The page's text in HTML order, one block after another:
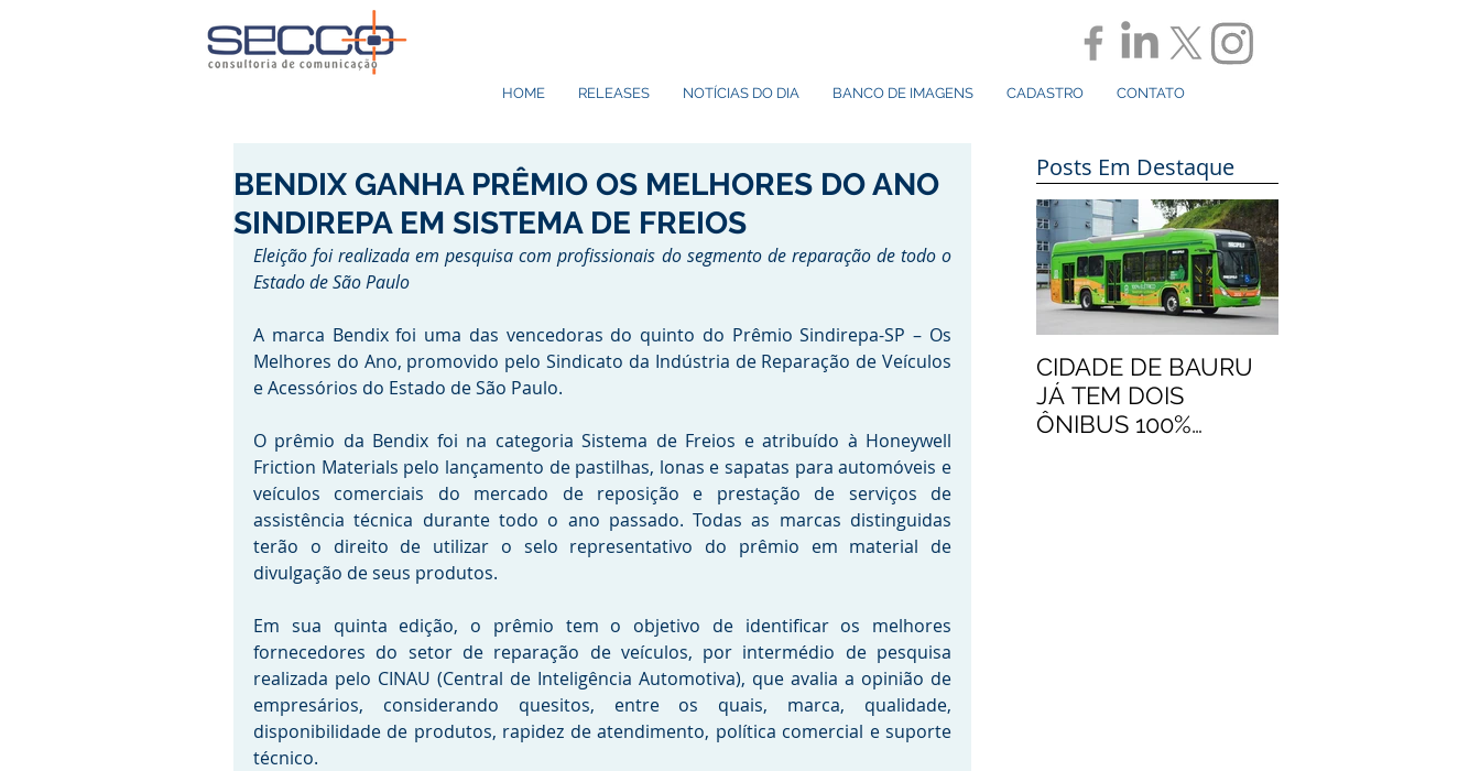
HOME RELEASES NOTÍCIAS DO DIA BANCO DE IMAGENS CADASTRO CONTATO
BENDIX GANHA PRÊMIO OS MELHORES DO ANO
SINDIREPA EM SISTEMA DE FREIOS
Eleição foi realizada em pesquisa com profissionais do segmento de reparação de todo o
Estado de São Paulo
A marca Bendix foi uma das vencedoras do quinto do Prêmio Sindirepa-SP – Os
Melhores do Ano, promovido pelo Sindicato da Indústria de Reparação de Veículos
e Acessórios do Estado de São Paulo.
O prêmio da Bendix foi na categoria Sistema de Freios e atribuído à Honeywell
Friction Materials pelo lançamento de pastilhas, lonas e sapatas para automóveis e
veículos comerciais do mercado de reposição e prestação de serviços de
assistência técnica durante todo o ano passado. Todas as marcas distinguidas
terão o direito de utilizar o selo representativo do prêmio em material de
divulgação de seus produtos.
Em sua quinta edição, o prêmio tem o objetivo de identificar os melhores
fornecedores do setor de reparação de veículos, por intermédio de pesquisa
realizada pelo CINAU (Central de Inteligência Automotiva), que avalia a opinião de
empresários, considerando quesitos, entre os quais, marca, qualidade,
disponibilidade de produtos, rapidez de atendimento, política comercial e suporte
técnico.
Posts Em Destaque
CIDADE DE BAURU
JÁ TEM DOIS
ÔNIBUS 100%